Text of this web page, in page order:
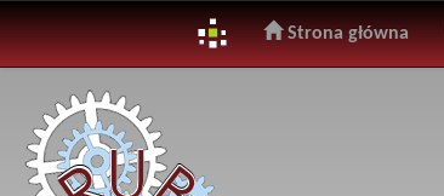
navigation
Strona główna